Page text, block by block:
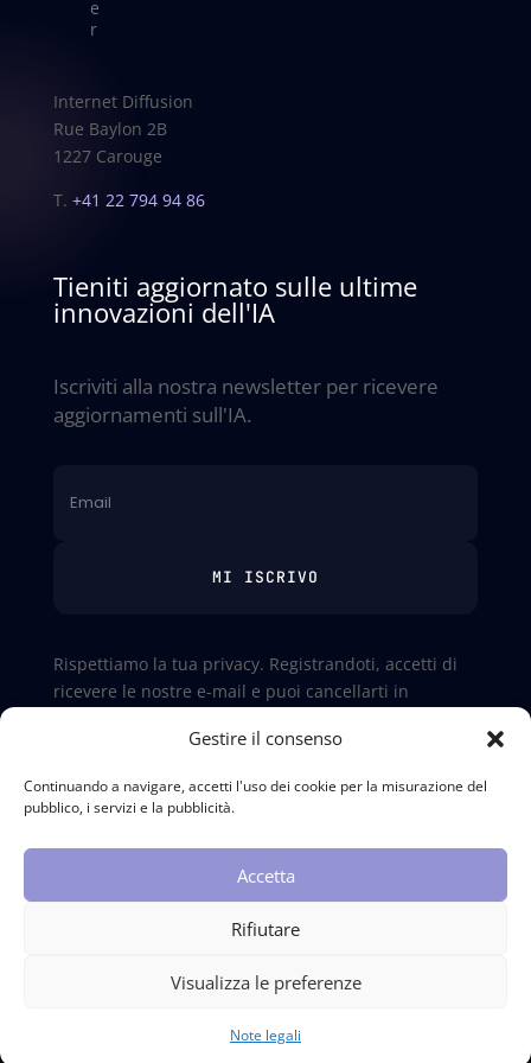
Gestire il consenso
Continuando a navigare, accetti l'uso dei cookie per la misurazione del
pubblico, i servizi e la pubblicità.
Accetta
Rifiutare
Visualizza le preferenze
Note legali
e
r
Internet Diffusion
Rue Baylon 2B
1227 Carouge
T. +41 22 794 94 86
Tieniti aggiornato sulle ultime
innovazioni dell'IA
Iscriviti alla nostra newsletter per ricevere
aggiornamenti sull'IA.
MI ISCRIVO
Rispettiamo la tua privacy. Registrandoti, accetti di
ricevere le nostre e-mail e puoi cancellarti in
consulta la nostranota legale
2025 internetdiffusion.ai - Powered byInternet
Diffusion
server sicuri a Zurigo.